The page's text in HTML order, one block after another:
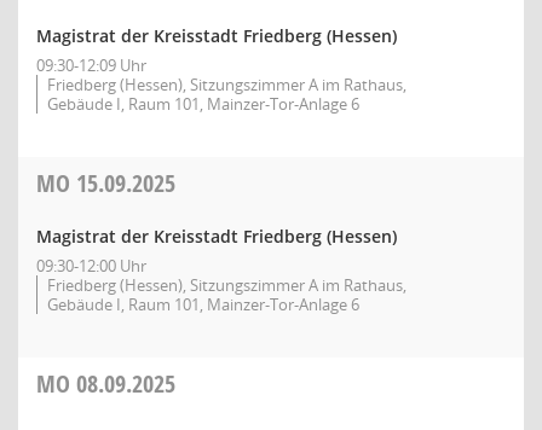
Magistrat der Kreisstadt Friedberg (Hessen)
09:30-12:09 Uhr
Friedberg (Hessen), Sitzungszimmer A im Rathaus,
Gebäude I, Raum 101, Mainzer-Tor-Anlage 6
MO 15.09.2025
Magistrat der Kreisstadt Friedberg (Hessen)
09:30-12:00 Uhr
Friedberg (Hessen), Sitzungszimmer A im Rathaus,
Gebäude I, Raum 101, Mainzer-Tor-Anlage 6
MO 08.09.2025